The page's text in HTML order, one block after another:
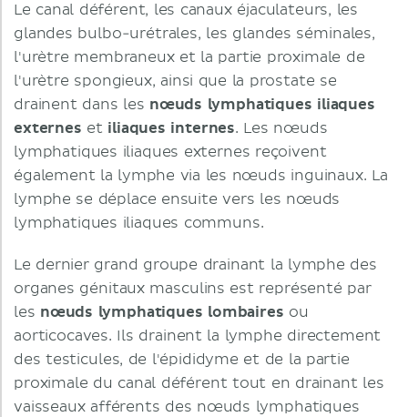
Le canal déférent, les canaux éjaculateurs, les
glandes bulbo-urétrales, les glandes séminales,
l'urètre membraneux et la partie proximale de
l'urètre spongieux, ainsi que la prostate se
drainent dans les nœuds lymphatiques iliaques
externes et iliaques internes. Les nœuds
lymphatiques iliaques externes reçoivent
également la lymphe via les nœuds inguinaux. La
lymphe se déplace ensuite vers les nœuds
lymphatiques iliaques communs.
Le dernier grand groupe drainant la lymphe des
organes génitaux masculins est représenté par
les nœuds lymphatiques lombaires ou
aorticocaves. Ils drainent la lymphe directement
des testicules, de l'épididyme et de la partie
proximale du canal déférent tout en drainant les
vaisseaux afférents des nœuds lymphatiques